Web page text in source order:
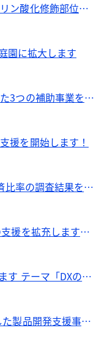
ン酸化修飾部位を
園に拡大します
3つの補助事業を開
品ロス対策、地域
減に係る取組を支
援を開始します！
比率の調査結果を公
援を拡充します！
す テーマ「DXの実
製品開発支援事業